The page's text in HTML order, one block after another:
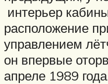
интерьер
расположение
управлением
он впервые
апреле 1989